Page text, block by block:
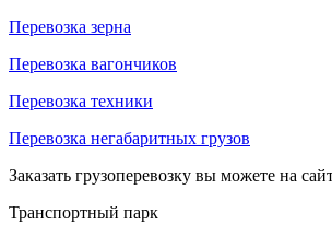
Перевозка зерна
Перевозка вагончиков
Перевозка техники
Перевозка негабаритных грузов
Заказать грузоперевозку вы можете на
Транспортный парк